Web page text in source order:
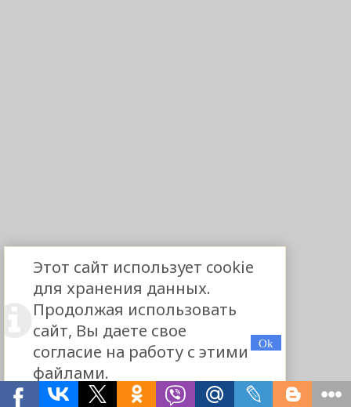
Этот сайт использует cookie
для хранения данных.
Продолжая использовать
сайт, Вы даете свое
согласие на работу с этими
файлами.